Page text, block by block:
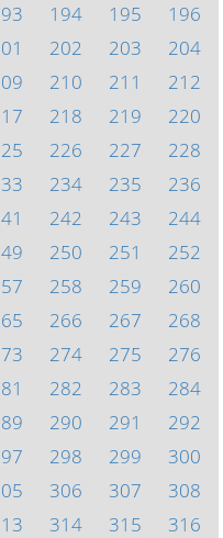
194 195
196
202 203
204
210 211
212
218 219
220
226 227
228
234 235
236
242 243
244
250 251
252
258 259
260
266 267
268
274 275
276
282 283
284
290 291
292
298 299
300
306 307
308
314 315
316